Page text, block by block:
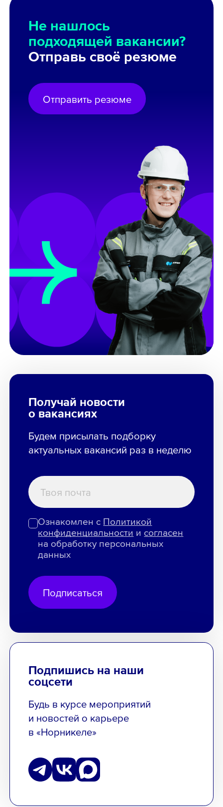
Не нашлось
подходящей вакансии?
Отправь своё резюме
Отправить резюме
Получай новости
о вакансиях
Будем присылать подборку
актуальных вакансий раз в неделю
Ознакомлен с Политикой
конфиденциальности и согласен
на обработку персональных
данных
Подписаться
Подпишись на наши
соцсети
Будь в курсе мероприятий
и новостей о карьере
в «Норникеле»